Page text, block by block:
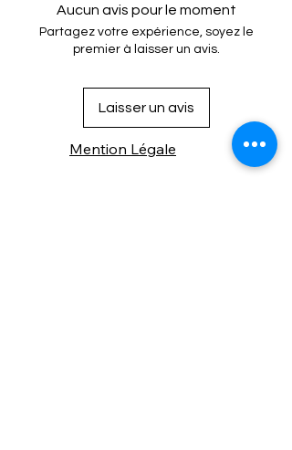
de sport
👜 Accessoires en tissu, simili cuir
ou toile
rideaux, housses
🚗 Garnitures intérieures
automobiles
Aucun avis pour le moment
Partagez votre expérience, soyez le
premier à laisser un avis.
Laisser un avis
Mention Légale